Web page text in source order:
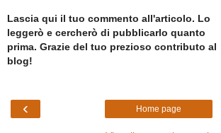
Lascia qui il tuo commento all'articolo. Lo
leggerò e cercherò di pubblicarlo quanto
prima. Grazie del tuo prezioso contributo al
blog!
‹ Home page